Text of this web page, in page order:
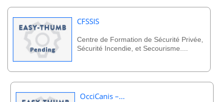
CFSSIS
Centre de Formation de Sécurité Privée,
Sécurité Incendie, et Secourisme....
OcciCanis –...